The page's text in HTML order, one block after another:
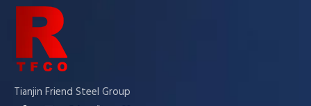
Tianjin Friend Steel Group